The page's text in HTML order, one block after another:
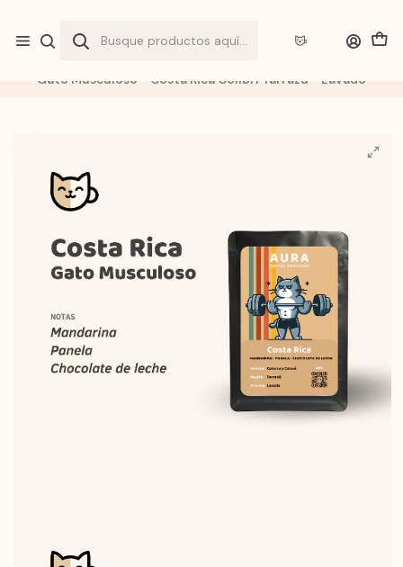
Gran Santiago
Gato Musculoso - Costa Rica Colibrí Tarrazú - Lavado